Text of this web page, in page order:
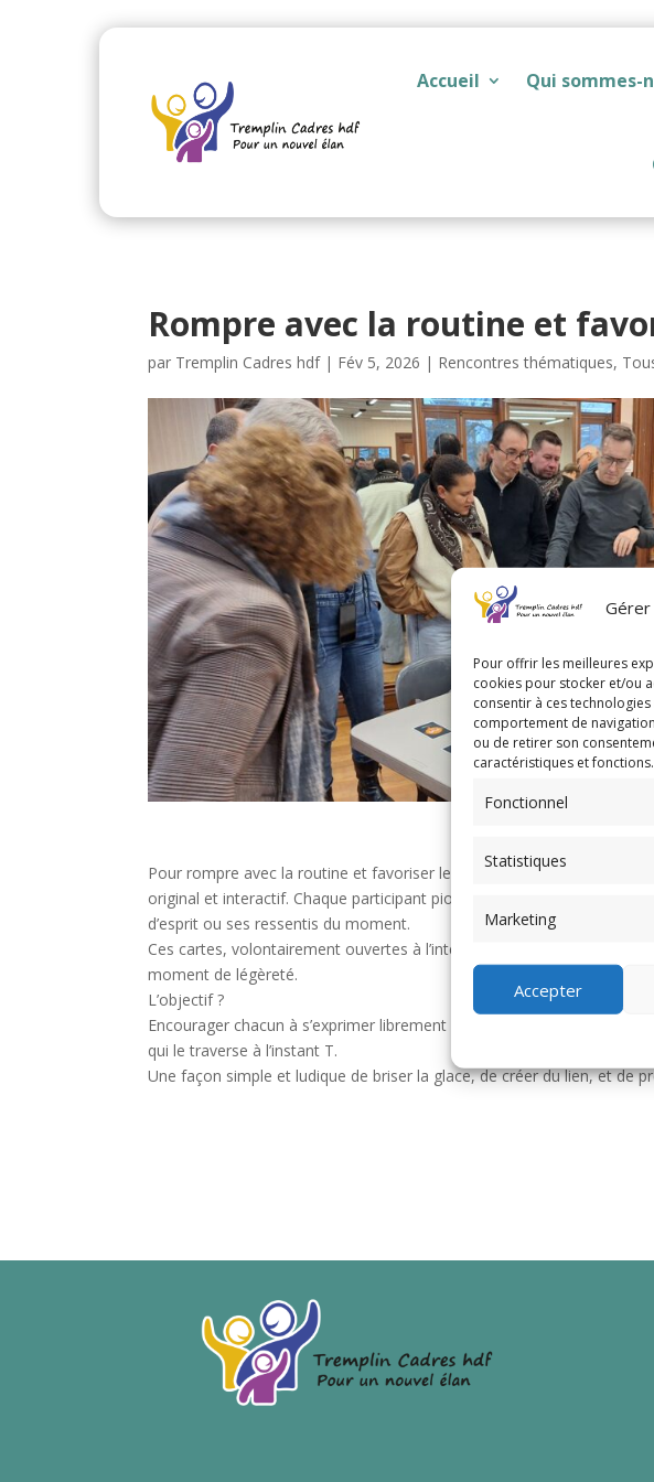
Pour offrir les meilleures
cookies pour stocker et/ou
consentir à ces
comportement de
ou de retirer son
caractéristiques et fonctions.
Fonctionnel
Statistiques
Marketing
Accepter
Accueil Qui sommes-
Rompre avec la routine et
par Tremplin Cadres hdf| Fév 5, 2026 | Rencontres thématiques,
Pour rompre avec la routine et favoriser les échanges, les adhérents
original et interactif. Chaque participant pioche une carte illustrée,
d’esprit ou ses ressentis du moment.
Ces cartes, volontairement ouvertes à l’interprétation, servent de
moment de légèreté.
L’objectif ?
Encourager chacun à s’exprimer librement sur son contexte du jour,
qui le traverse à l’instant T.
Une façon simple et ludique de briser la glace, de créer du lien, et de